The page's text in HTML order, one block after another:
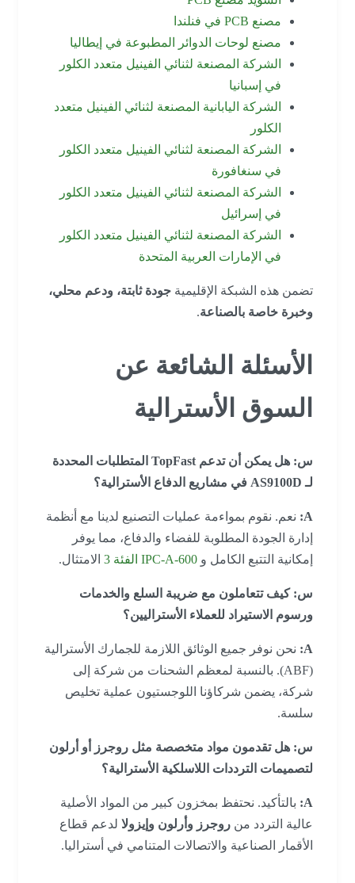
مصنع PCB في فنلندا
مصنع لوحات الدوائر المطبوعة في إيطاليا
الشركة المصنعة لثنائي الفينيل متعدد الكلور
في إسبانيا
الشركة اليابانية المصنعة لثنائي الفينيل متعدد
الكلور
الشركة المصنعة لثنائي الفينيل متعدد الكلور
في سنغافورة
الشركة المصنعة لثنائي الفينيل متعدد الكلور
في إسرائيل
الشركة المصنعة لثنائي الفينيل متعدد الكلور
في الإمارات العربية المتحدة
تضمن هذه الشبكة الإقليميةجودة ثابتة، ودعم محلي،
وخبرة خاصة بالصناعة.
الأسئلة الشائعة عن
السوق الأسترالية
س: هل يمكن أن تدعم TopFast المتطلبات المحددة
نعم. نقوم بمواءمة عمليات التصنيع لدينا مع أنظمة
إدارة الجودة المطلوبة للفضاء والدفاع، مما يوفر
إمكانية التتبع الكامل وIPC-A-600 الفئة 3 الامتثال.
س: كيف تتعاملون مع ضريبة السلع والخدمات
ورسوم الاستيراد للعملاء الأستراليين؟
نحن نوفر جميع الوثائق اللازمة للجمارك الأسترالية
(ABF). بالنسبة لمعظم الشحنات من شركة إلى
شركة، يضمن شركاؤنا اللوجستيون عملية تخليص
سلسة.
س: هل تقدمون مواد متخصصة مثل روجرز أو أرلون
لتصميمات الترددات اللاسلكية الأسترالية؟
بالتأكيد. نحتفظ بمخزون كبير من المواد الأصلية
عالية التردد من روجرز وأرلون وإيزولالدعم قطاع
الأقمار الصناعية والاتصالات المتنامي في أستراليا.